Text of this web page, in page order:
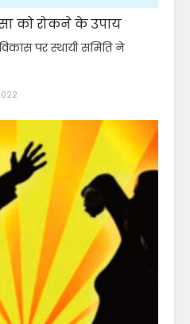
को रोकने के उपाय
पर स्थायी समिति ने